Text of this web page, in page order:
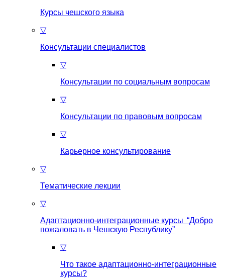
Курсы чешского языка
▽
Консультации специалистов
▽
Консультации по социальным вопросам
▽
Консультации по правовым вопросам
▽
Карьерное консультирование
▽
Тематические лекции
▽
Адаптационно-интеграционные курсы “Добро
пожаловать в Чешскую Республику”
▽
Что такое aдаптационно-интеграционные
курсы?